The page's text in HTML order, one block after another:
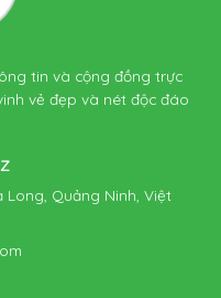
tin và cộng đồng trực
vẻ đẹp và nét độc đáo
Long, Quảng Ninh, Việt